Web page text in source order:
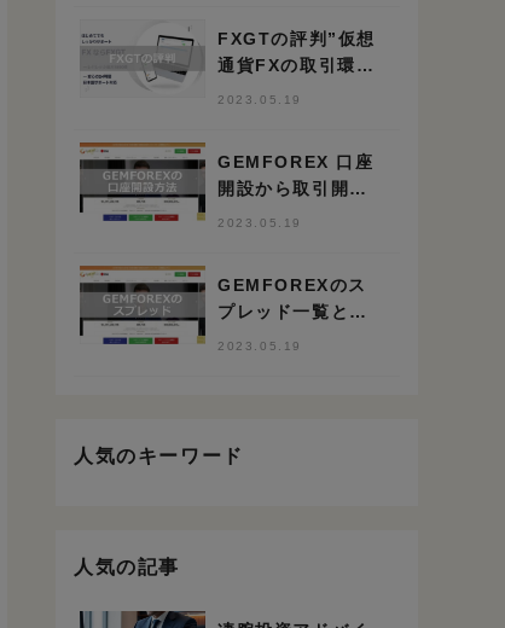
FXGTの評判”仮想
通貨FXの取引環境
と豪華ボーナスが
2023.05.19
GEMFOREX 口座
開設から取引開始
までの手順と方法
2023.05.19
GEMFOREXのス
プレッド一覧と競
合比較 業界トップ
2023.05.19
人気のキーワード
人気の記事